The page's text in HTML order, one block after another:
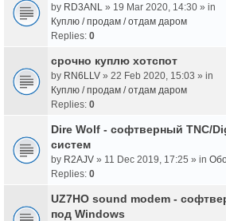
by RD3ANL » 19 Mar 2020, 14:30 » in
Куплю / продам / отдам даром
Replies: 0
срочно куплю хотспот
by RN6LLV » 22 Feb 2020, 15:03 » in
Куплю / продам / отдам даром
Replies: 0
Dire Wolf - cофтверный TNC/
систем
by R2AJV » 11 Dec 2019, 17:25 » in
Replies: 0
UZ7HO sound modem -
под Windows